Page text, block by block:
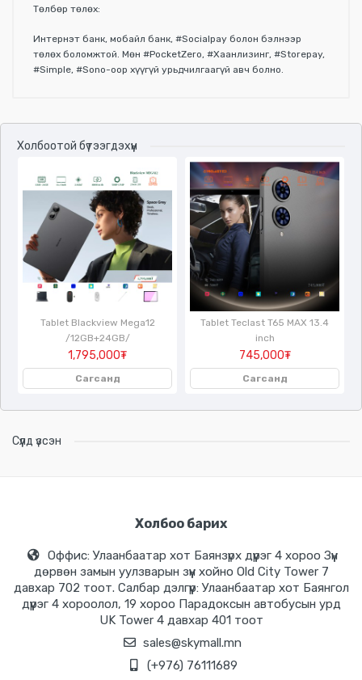
Төлбөр төлөх:
Интернэт банк, мобайл банк, #Socialpay болон бэлнээр
төлөх боломжтой. Мөн #PocketZero, #Хаанлизинг, #Storepay,
#Simple, #Sono-оор хүүгүй урьдчилгаагүй авч болно.
Холбоотой бүтээгдэхүүн
Tablet Blackview Mega12
/12GB+24GB/
1,795,000₮
Сагсанд
Tablet Teclast T65 MAX 13.4
inch
745,000₮
Сагсанд
Сүүлд үзсэн
Холбоо барих
Оффис: Улаанбаатар хот Баянзүрх дүүрэг 4 хороо Зүүн
дөрвөн замын уулзварын зүүн хойно Old City Tower 7
давхар 702 тоот. Салбар дэлгүүр: Улаанбаатар хот Баянгол
дүүрэг 4 хороолол, 19 хороо Парадоксын автобусын урд
UK Tower 4 давхар 401 тоот
sales@skymall.mn
(+976) 76111689